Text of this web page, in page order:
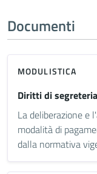
Documenti
MODULISTICA
Diritti di segreteria
La deliberazione e
modalità di
dalla normativa